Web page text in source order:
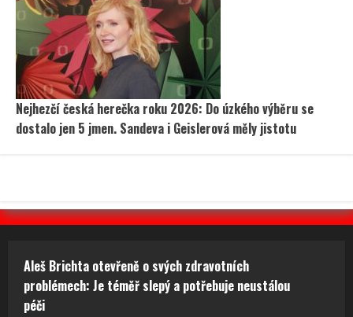
Nejhezčí česká herečka roku 2026: Do úzkého výběru se
dostalo jen 5 jmen. Sandeva i Geislerová měly jistotu
Aleš Brichta otevřeně o svých zdravotních
problémech: Je téměř slepý a potřebuje neustálou
péči